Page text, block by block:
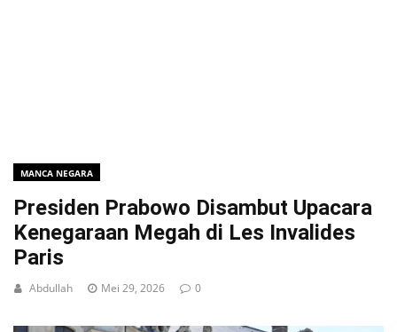
MANCA NEGARA
Presiden Prabowo Disambut Upacara
Kenegaraan Megah di Les Invalides
Paris
Abdullah Mei 29, 2026 0